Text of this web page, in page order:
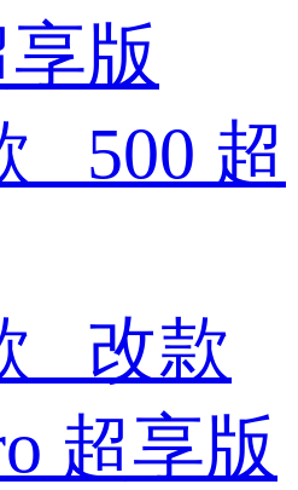
版
500 超
改款
超享版